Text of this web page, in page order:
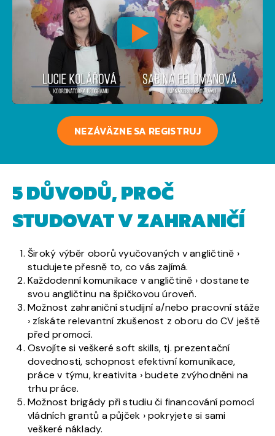
NEZÁVÄZNE SA REGISTRUJ
5 DŮVODŮ, PROČ
STUDOVAT V ZAHRANIČÍ
Široký výběr oborů vyučovaných v angličtině ›
studujete přesně to, co vás zajímá.
Každodenní komunikace v angličtině › dostanete
svou angličtinu na špičkovou úroveň.
Možnost zahraniční studijní a/nebo pracovní stáže
› získáte relevantní zkušenost z oboru do CV ještě
před promocí.
Osvojíte si veškeré soft skills, tj. prezentační
dovednosti, schopnost efektivní komunikace,
práce v týmu, kreativita › budete zvýhodněni na
trhu práce.
Možnost brigády při studiu či financování pomocí
vládních grantů a půjček › pokryjete si sami
veškeré náklady.